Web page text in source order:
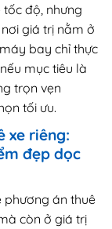
độ, nhưng
giá trị nằm ở
bay chỉ thực
mục tiêu là
trọn vẹn
tối ưu.
xe riêng:
đẹp dọc
phương án thuê
còn ở giá trị